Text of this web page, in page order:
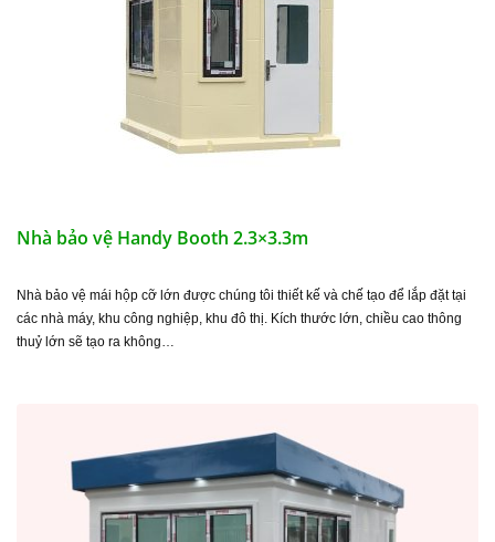
Nhà bảo vệ Handy Booth 2.3×3.3m
Nhà bảo vệ mái hộp cỡ lớn được chúng tôi thiết kế và chế tạo để lắp đặt tại
các nhà máy, khu công nghiệp, khu đô thị. Kích thước lớn, chiều cao thông
thuỷ lớn sẽ tạo ra không…